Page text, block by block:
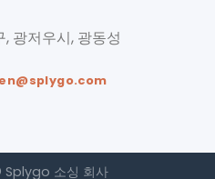
광저우시, 광동성
소싱 회사